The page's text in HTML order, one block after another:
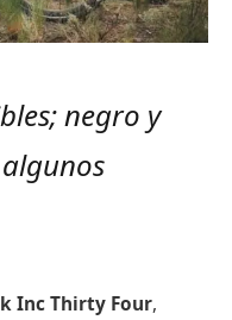
negro y
Inc Thirty Four,